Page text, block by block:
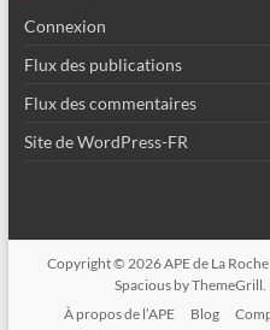
Connexion
Flux des publications
Flux des commentaires
Site de WordPress-FR
Copyright © 2026APE de La
Spacious by
À propos de l’APE
Blog